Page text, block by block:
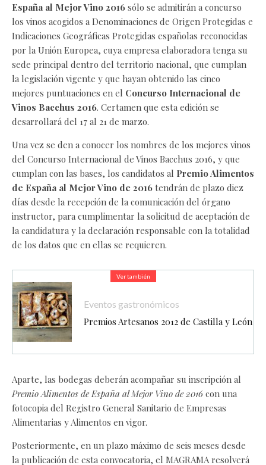
España al Mejor Vino 2016 sólo se admitirán a concurso
los vinos acogidos a Denominaciones de Origen Protegidas e
Indicaciones Geográficas Protegidas españolas reconocidas
por la Unión Europea, cuya empresa elaboradora tenga su
sede principal dentro del territorio nacional, que cumplan
la legislación vigente y que hayan obtenido las cinco
mejores puntuaciones en el Concurso Internacional de
Vinos Bacchus 2016. Certamen que esta edición se
desarrollará del 17 al 21 de marzo.
Una vez se den a conocer los nombres de los mejores vinos
del Concurso Internacional de Vinos Bacchus 2016, y que
cumplan con las bases, los candidatos al Premio Alimentos
de España al Mejor Vino de 2016 tendrán de plazo diez
días desde la recepción de la comunicación del órgano
instructor, para cumplimentar la solicitud de aceptación de
la candidatura y la declaración responsable con la totalidad
de los datos que en ellas se requieren.
Ver también
Eventos gastronómicos
Premios Artesanos 2012 de Castilla y León
Aparte, las bodegas deberán acompañar su inscripción al
Premio Alimentos de España al Mejor Vino de 2016 con una
fotocopia del Registro General Sanitario de Empresas
Alimentarias y Alimentos en vigor.
Posteriormente, en un plazo máximo de seis meses desde
la publicación de esta convocatoria, el MAGRAMA resolverá